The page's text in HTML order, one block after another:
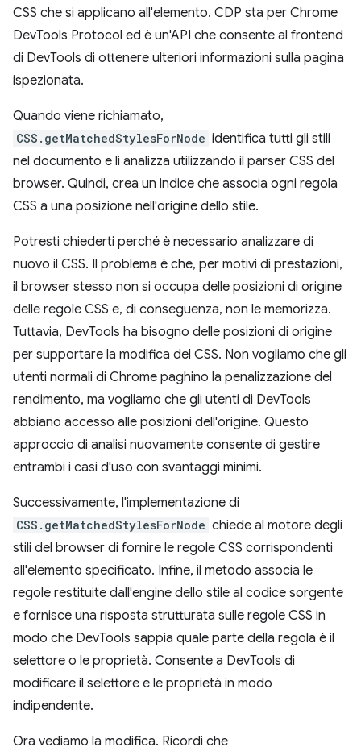
CSS che si applicano all'elemento. CDP sta per Chrome
DevTools Protocol ed è un'API che consente al frontend
di DevTools di ottenere ulteriori informazioni sulla pagina
ispezionata.
Quando viene richiamato,
CSS.getMatchedStylesForNode identifica tutti gli stili
nel documento e li analizza utilizzando il parser CSS del
browser. Quindi, crea un indice che associa ogni regola
CSS a una posizione nell'origine dello stile.
Potresti chiederti perché è necessario analizzare di
nuovo il CSS. Il problema è che, per motivi di prestazioni,
il browser stesso non si occupa delle posizioni di origine
delle regole CSS e, di conseguenza, non le memorizza.
Tuttavia, DevTools ha bisogno delle posizioni di origine
per supportare la modifica del CSS. Non vogliamo che gli
utenti normali di Chrome paghino la penalizzazione del
rendimento, ma vogliamo che gli utenti di DevTools
abbiano accesso alle posizioni dell'origine. Questo
approccio di analisi nuovamente consente di gestire
entrambi i casi d'uso con svantaggi minimi.
Successivamente, l'implementazione di
CSS.getMatchedStylesForNode chiede al motore degli
stili del browser di fornire le regole CSS corrispondenti
all'elemento specificato. Infine, il metodo associa le
regole restituite dall'engine dello stile al codice sorgente
e fornisce una risposta strutturata sulle regole CSS in
modo che DevTools sappia quale parte della regola è il
selettore o le proprietà. Consente a DevTools di
modificare il selettore e le proprietà in modo
indipendente.
Ora vediamo la modifica. Ricordi che